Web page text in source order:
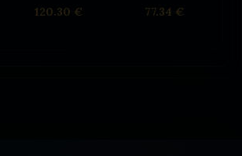
120.30 € 77.34 €